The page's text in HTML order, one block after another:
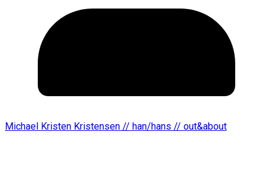
Michael Kristen Kristensen // han/hans // out&about